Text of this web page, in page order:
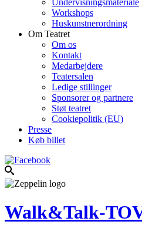
Undervisningsmateriale
Workshops
Huskunstnerordning
Om Teatret
Om os
Kontakt
Medarbejdere
Teatersalen
Ledige stillinger
Sponsorer og partnere
Støt teatret
Cookiepolitik (EU)
Presse
Køb billet
Walk&Talk-